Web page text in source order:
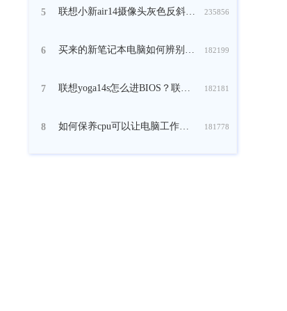
5 联想小新air14摄像头灰色反斜杠打不开怎么办 235856
6 买来的新笔记本电脑如何辨别是否为行货 182199
7 联想yoga14s怎么进BIOS？联想yoga14s BIOS的快捷键是什么 182181
8 如何保养cpu可以让电脑工作更快 181778